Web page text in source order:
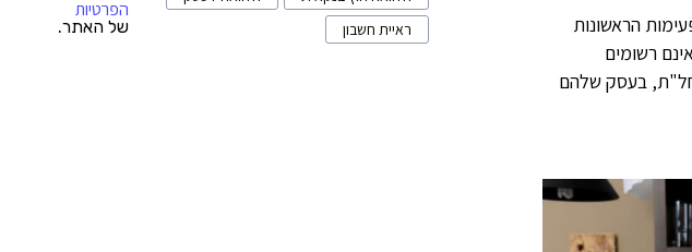
הראשונות
רשומים
בעסק שלהם
הפרטיות
של האתר.
ראיית חשבון